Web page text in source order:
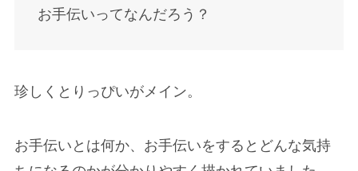
お手伝いってなんだろう？
珍しくとりっぴいがメイン。
お手伝いとは何か、お手伝いをするとどんな気持